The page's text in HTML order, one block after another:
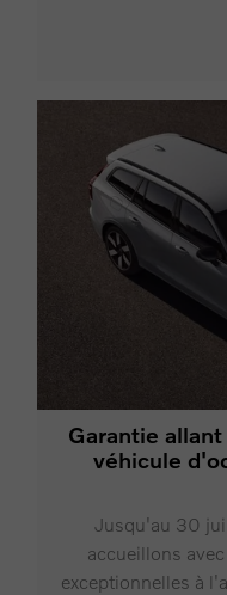
Garantie
véhicule
Jusqu'au 30
accueillons
exceptionnelles à